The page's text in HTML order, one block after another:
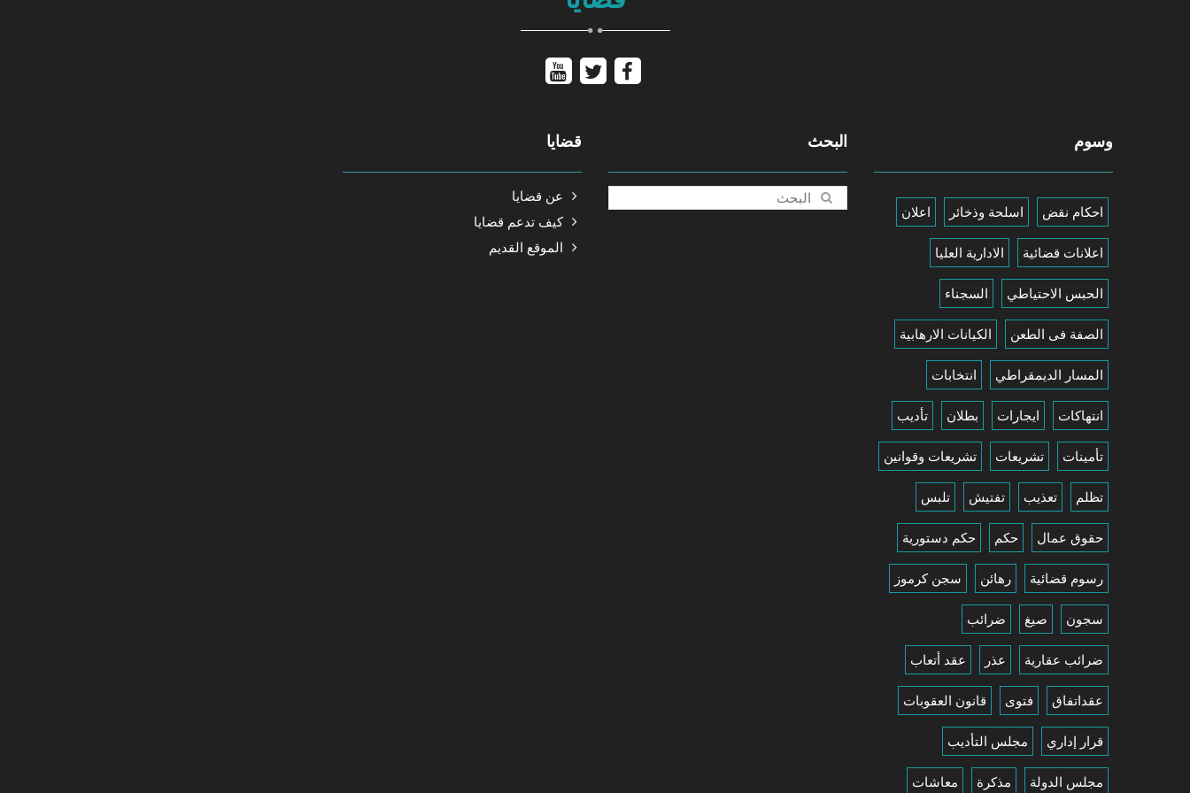
قضايا
عن قضايا
كيف تدعم قضايا
الموقع القديم
البحث وسوم
احكام نقض اسلحة وذخائر اعلان
اعلانات قضائية الادارية العليا
الحبس الاحتياطي السجناء
الصفة فى الطعن الكيانات الارهابية
المسار الديمقراطي انتخابات
انتهاكات ايجارات بطلان تأديب
تأمينات تشريعات تشريعات وقوانين
تظلم تعذيب تفتيش تلبس
حقوق عمال حكم حكم دستورية
رسوم قضائية رهائن سجن كرموز
سجون صيغ ضرائب
ضرائب عقارية عذر عقد أتعاب
عقداتفاق فتوى قانون العقوبات
قرار إداري مجلس التأديب
مجلس الدولة مذكرة معاشات